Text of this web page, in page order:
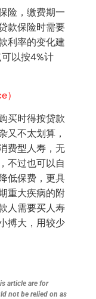
险，缴费期一
款保险时需要
利率的变化建
以按4%计
买时得按贷款
又不太划算，
费型人寿，无
不过也可以自
低保费，更具
重大疾病的附
人需要买人寿
搏大，用较少
article are for
not be relied on as